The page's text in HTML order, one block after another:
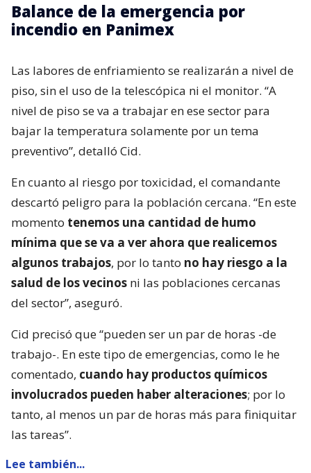
Balance de la emergencia por
incendio en Panimex
Las labores de enfriamiento se realizarán a nivel de
piso, sin el uso de la telescópica ni el monitor. “A
nivel de piso se va a trabajar en ese sector para
bajar la temperatura solamente por un tema
preventivo”, detalló Cid.
En cuanto al riesgo por toxicidad, el comandante
descartó peligro para la población cercana. “En este
momento tenemos una cantidad de humo
mínima que se va a ver ahora que realicemos
algunos trabajos, por lo tanto no hay riesgo a la
salud de los vecinos ni las poblaciones cercanas
del sector”, aseguró.
Cid precisó que “pueden ser un par de horas -de
trabajo-. En este tipo de emergencias, como le he
comentado, cuando hay productos químicos
involucrados pueden haber alteraciones; por lo
tanto, al menos un par de horas más para finiquitar
las tareas”.
Lee también...